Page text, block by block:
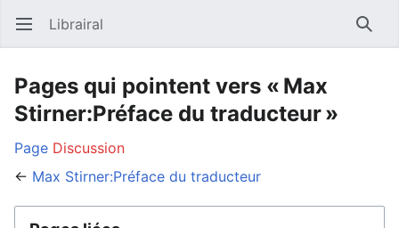
Ouvrir le menu principal Librairal
Pages qui pointent vers « Max
Stirner:Préface du traducteur »
Page Discussion
← Max Stirner:Préface du traducteur